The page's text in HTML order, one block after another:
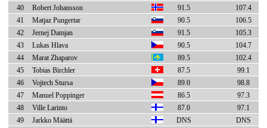
40
Robert Johansson 91.5
107.4
41
Matjaz Pungertar 90.5
106.5
42
Jernej Damjan 91.5
105.3
43
Lukas Hlava 90.5
104.7
44
Marat Zhaparov 89.5
102.4
45
Tobias Birchler 87.5
99.1
46
Vojtech Stursa 89.0
98.8
47
Manuel Poppinger 86.5
97.3
48
Ville Larinto 87.0
97.1
49
Jarkko Määttä DNS
DNS